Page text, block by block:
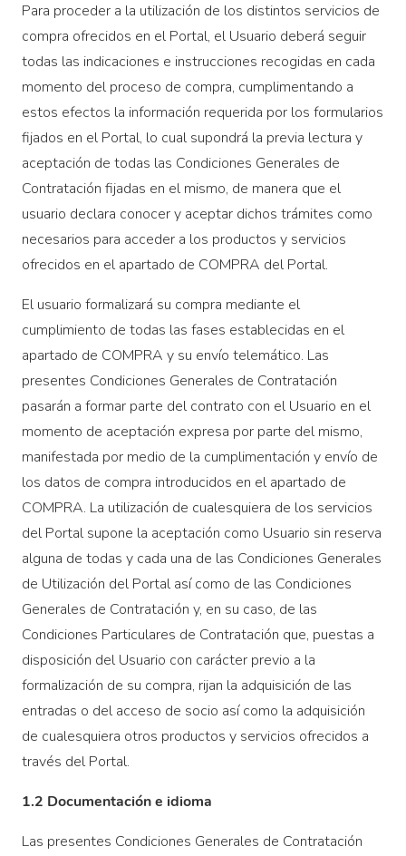
Para proceder a la utilización de los distintos servicios de
compra ofrecidos en el Portal, el Usuario deberá seguir
todas las indicaciones e instrucciones recogidas en cada
momento del proceso de compra, cumplimentando a
estos efectos la información requerida por los formularios
fijados en el Portal, lo cual supondrá la previa lectura y
aceptación de todas las Condiciones Generales de
Contratación fijadas en el mismo, de manera que el
usuario declara conocer y aceptar dichos trámites como
necesarios para acceder a los productos y servicios
ofrecidos en el apartado de COMPRA del Portal.
El usuario formalizará su compra mediante el
cumplimiento de todas las fases establecidas en el
apartado de COMPRA y su envío telemático. Las
presentes Condiciones Generales de Contratación
pasarán a formar parte del contrato con el Usuario en el
momento de aceptación expresa por parte del mismo,
manifestada por medio de la cumplimentación y envío de
los datos de compra introducidos en el apartado de
COMPRA. La utilización de cualesquiera de los servicios
del Portal supone la aceptación como Usuario sin reserva
alguna de todas y cada una de las Condiciones Generales
de Utilización del Portal así como de las Condiciones
Generales de Contratación y, en su caso, de las
Condiciones Particulares de Contratación que, puestas a
disposición del Usuario con carácter previo a la
formalización de su compra, rijan la adquisición de las
entradas o del acceso de socio así como la adquisición
de cualesquiera otros productos y servicios ofrecidos a
través del Portal.
1.2 Documentación e idioma
Las presentes Condiciones Generales de Contratación